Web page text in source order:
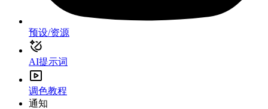
预设/资源
AI提示词
调色教程
通知